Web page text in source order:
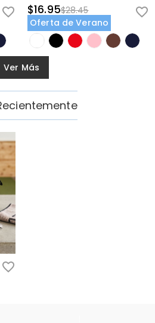
$16.95$28.45
Oferta de Verano
Ver Más